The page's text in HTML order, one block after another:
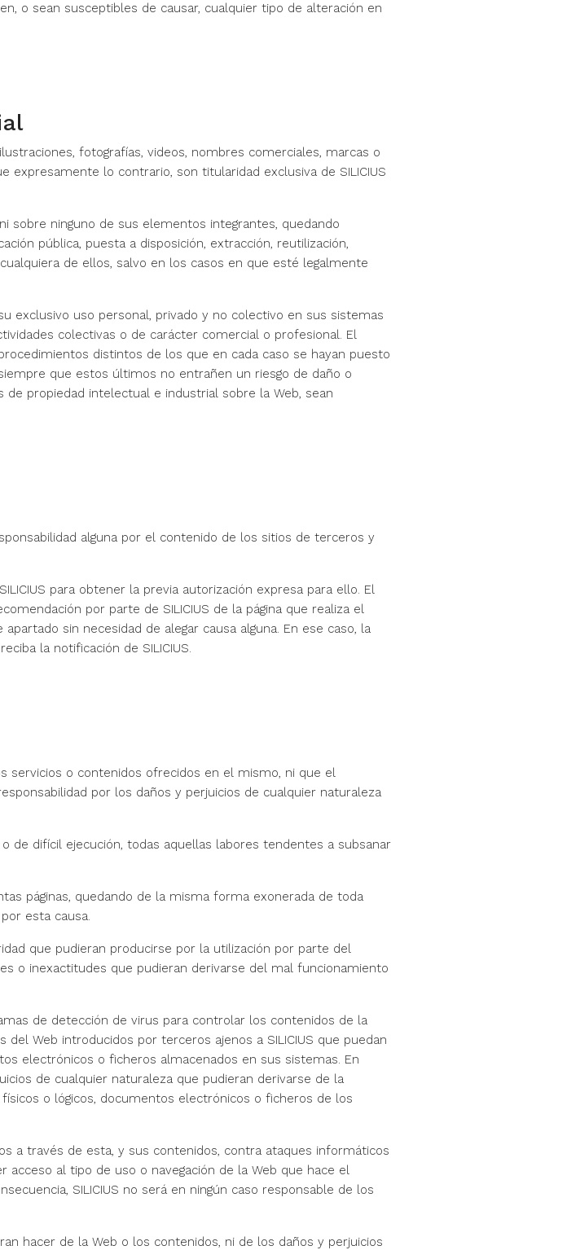
o sean susceptibles de causar, cualquier tipo de alteración en
fotografías, videos, nombres comerciales, marcas o
expresamente lo contrario, son titularidad exclusiva de SILICIUS
sobre ninguno de sus elementos integrantes, quedando
pública, puesta a disposición, extracción, reutilización,
de ellos, salvo en los casos en que esté legalmente
exclusivo uso personal, privado y no colectivo en sus sistemas
colectivas o de carácter comercial o profesional. El
distintos de los que en cada caso se hayan puesto
que estos últimos no entrañen un riesgo de daño o
propiedad intelectual e industrial sobre la Web, sean
alguna por el contenido de los sitios de terceros y
para obtener la previa autorización expresa para ello. El
por parte de SILICIUS de la página que realiza el
sin necesidad de alegar causa alguna. En ese caso, la
la notificación de SILICIUS.
servicios o contenidos ofrecidos en el mismo, ni que el
por los daños y perjuicios de cualquier naturaleza
de difícil ejecución, todas aquellas labores tendentes a subsanar
páginas, quedando de la misma forma exonerada de toda
esta causa.
que pudieran producirse por la utilización por parte del
o inexactitudes que pudieran derivarse del mal funcionamiento
de detección de virus para controlar los contenidos de la
del Web introducidos por terceros ajenos a SILICIUS que puedan
electrónicos o ficheros almacenados en sus sistemas. En
de cualquier naturaleza que pudieran derivarse de la
o lógicos, documentos electrónicos o ficheros de los
a través de esta, y sus contenidos, contra ataques informáticos
acceso al tipo de uso o navegación de la Web que hace el
SILICIUS no será en ningún caso responsable de los
hacer de la Web o los contenidos, ni de los daños y perjuicios